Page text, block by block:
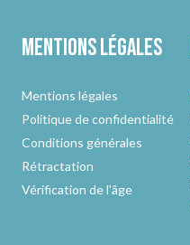
Mentions légales
Mentions légales
Politique de confidentialité
Conditions générales
Rétractation
Vérification de l'âge